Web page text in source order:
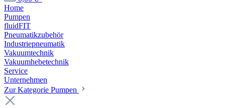
Home
Pumpen
fluidFIT
Pneumatikzubehör
Industriepneumatik
Vakuumtechnik
Vakuumhebetechnik
Service
Unternehmen
Zur Kategorie Pumpen